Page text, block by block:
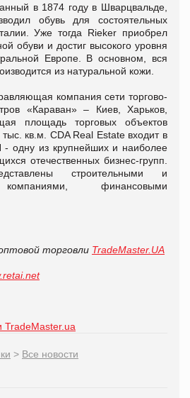
в 1874 году в Шварцвальде,
обувь для состоятельных
Уже тогда Rieker приобрел
обуви и достиг высокого уровня
Европе. В основном, вся
из натуральной кожи.
компания сети торгово-
«Караван» – Киев, Харьков,
площадь торговых объектов
кв.м. CDA Real Estate входит в
- одну из крупнейших и наиболее
отечественных бизнес-групп.
строительными и
финансовыми
торговли TradeMaster.UA
TradeMaster.ua
> Все новости